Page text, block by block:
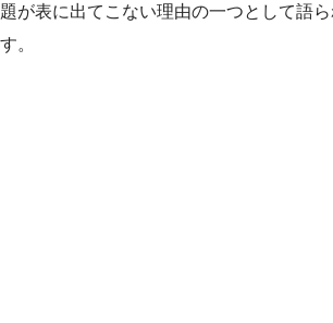
題が表に出てこない理由の一つとして語
す。